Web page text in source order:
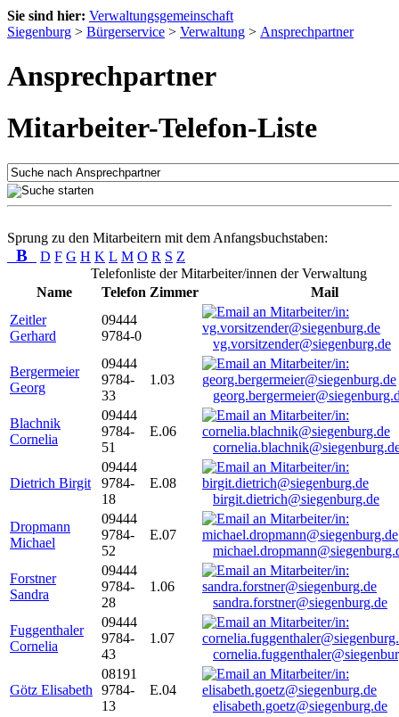
Sie sind hier: Verwaltungsgemeinschaft
Siegenburg > Bürgerservice > Verwaltung > Ansprechpartner
Ansprechpartner
Mitarbeiter-Telefon-Liste
Sprung zu den Mitarbeitern mit dem Anfangsbuchstaben:
B D F G H K L M O R S Z
Telefonliste der Mitarbeiter/innen der Verwaltung
Name
Telefon Zimmer
Mail
Zeitler
Gerhard
09444
9784-0
vg.vorsitzender@siegenburg.de
Bergermeier
Georg
09444
9784-
33
1.03
Blachnik
Cornelia
09444
9784-
51
E.06
Dietrich Birgit
09444
9784-
18
E.08
birgit.dietrich@siegenburg.de
Dropmann
Michael
09444
9784-
52
E.07
Forstner
Sandra
09444
9784-
28
1.06
sandra.forstner@siegenburg.de
Fuggenthaler
Cornelia
09444
9784-
43
1.07
Götz Elisabeth
08191
9784-
13
E.04
elisabeth.goetz@siegenburg.de